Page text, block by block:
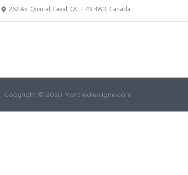
262 Av. Quintal, Laval, QC H7N 4W3, Canada
Copyright © 2020 Montrealenligne.com